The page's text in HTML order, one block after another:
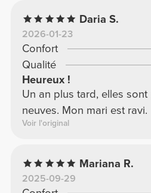
Daria S.
2026-01-23
Confort
Qualité
Heureux !
Un an plus tard, elles
neuves. Mon mari est ravi.
Voir l'original
Mariana R.
2025-09-29